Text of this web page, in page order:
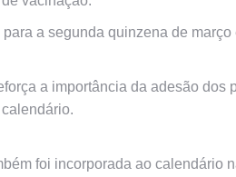
a segunda quinzena de
a importância da adesão dos
foi incorporada ao calendário